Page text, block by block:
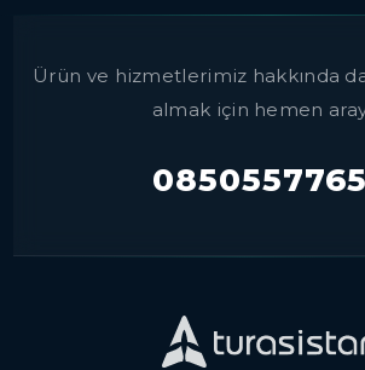
Ürün ve hizmetlerimiz hakkında
almak için hemen